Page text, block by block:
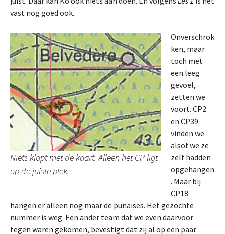
vast nog goed ook.
Niets klopt met de kaart. Alleen het CP ligt
op de juiste plek.
Onverschrok
ken, maar
toch met
een leeg
gevoel,
zetten we
voort. CP2
en CP39
vinden we
alsof we ze
zelf hadden
opgehangen
. Maar bij
CP18
hangen er alleen nog maar de punaises. Het gezochte
nummer is weg. Een ander team dat we even daarvoor
tegen waren gekomen, bevestigt dat zij al op een paar